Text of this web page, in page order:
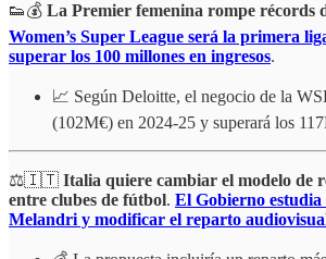
👟💰 La Premier femenina rompe récords
Women’s Super League será la primera
superar los 100 millones en ingresos.
📈 Según Deloitte, el negocio de la
(102M€) en 2024-25 y superará los
⚖️🇮🇹 Italia quiere cambiar el modelo de
entre clubes de fútbol. El Gobierno
Melandri y modificar el reparto